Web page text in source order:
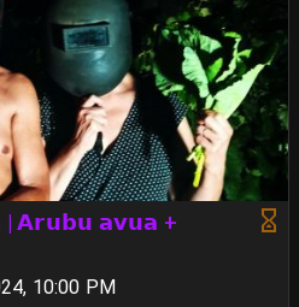
𝗔𝗿𝘂𝗯𝘂 𝗮𝘃𝘂𝗮 +
10:00 PM